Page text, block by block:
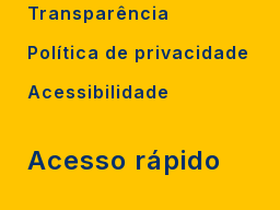
Transparência
Política de privacidade
Acessibilidade
Acesso rápido